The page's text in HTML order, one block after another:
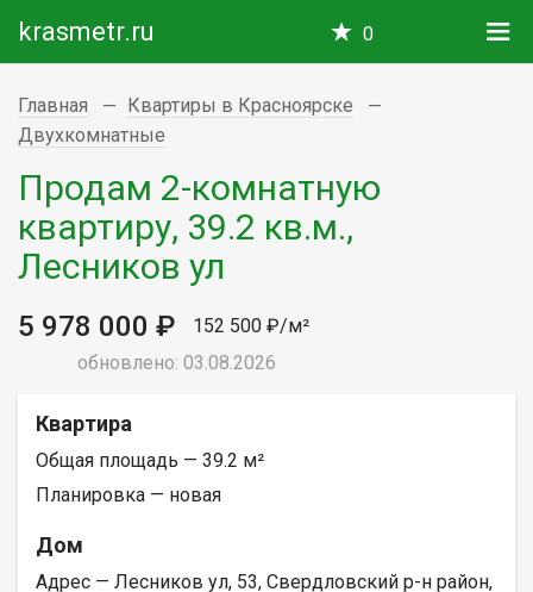
krasmetr.ru 0
Главная
Квартиры в Красноярске
Двухкомнатные
Продам 2-комнатную
квартиру, 39.2 кв.м.,
Лесников ул
5 978 000 ₽
152 500 ₽/м²
обновлено: 03.08.2026
Квартира
Общая площадь — 39.2 м²
Планировка — новая
Дом
Адрес — Лесников ул, 53, Свердловский р-н район,